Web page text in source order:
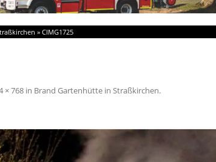
» CIMG1725
× 768 in Brand Gartenhütte in Straßkirchen.